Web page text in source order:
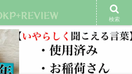
余興動画 ベスト大喜利 スポ
検索